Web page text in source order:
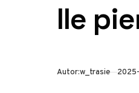
Ile
Autor:w_trasie